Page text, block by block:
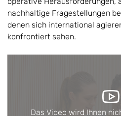
nachhaltige Fragestellungen
denen sich international
konfrontiert sehen.
Das Video wird Ihnen